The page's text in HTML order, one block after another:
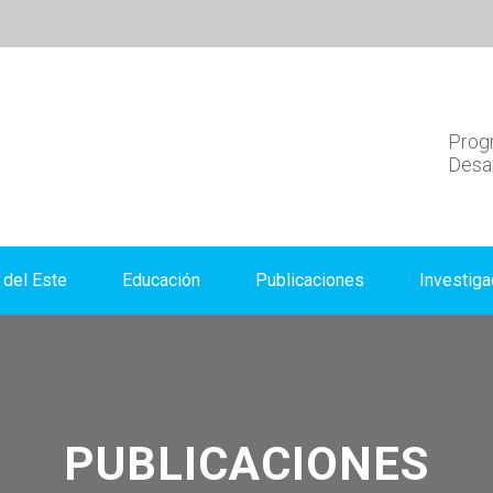
del Este Educación Publicaciones
PUBLICACIONES